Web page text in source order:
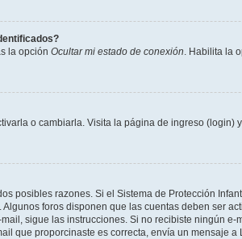
la opción Ocultar mi estado de conexión. Habilita la
o cambiarla. Visita la página de ingreso (login)
posibles razones. Si el Sistema de Protección
foros disponen que las cuentas deben ser
sigue las instrucciones. Si no recibiste ningún
que proporcinaste es correcta, envía un mensaje a